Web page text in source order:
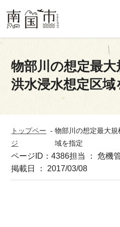
物部川の想定最
洪水浸水想定区域
トップペー
ジ
- 物部川の想定最大
域を指定
ページID：4386担当 ： 危機
掲載日 ： 2017/03/08